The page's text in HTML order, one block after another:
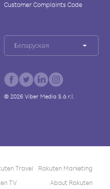
Customer Complaints Code
Беларуская
© 2026Viber Media S.à r.l.
Travel
Rakuten Marketing
TV About Rakuten